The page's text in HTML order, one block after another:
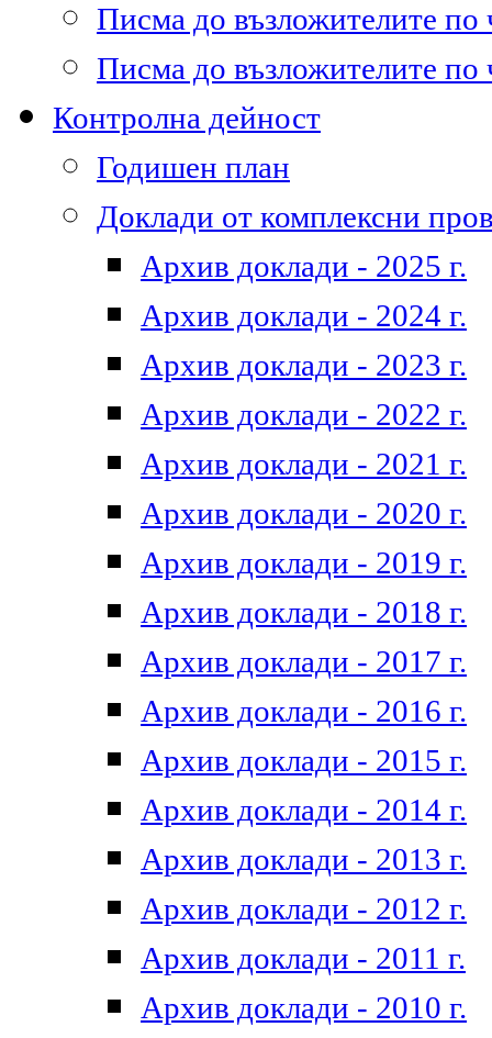
Писма до възложителите по
Писма до възложителите по
Контролна дейност
Годишен план
Доклади от комплексни
Архив доклади - 2025 г.
Архив доклади - 2024 г.
Архив доклади - 2023 г.
Архив доклади - 2022 г.
Архив доклади - 2021 г.
Архив доклади - 2020 г.
Архив доклади - 2019 г.
Архив доклади - 2018 г.
Архив доклади - 2017 г.
Архив доклади - 2016 г.
Архив доклади - 2015 г.
Архив доклади - 2014 г.
Архив доклади - 2013 г.
Архив доклади - 2012 г.
Архив доклади - 2011 г.
Архив доклади - 2010 г.